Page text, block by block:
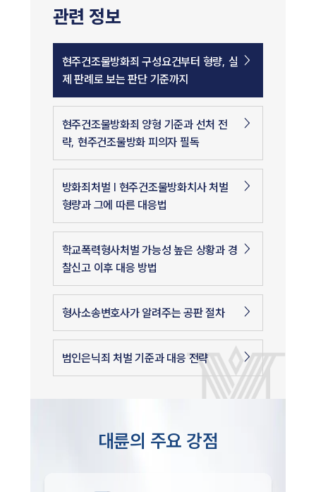
관련 정보
현주건조물방화죄 구성요건부터 형량, 실
제 판례로 보는 판단 기준까지
현주건조물방화죄 양형 기준과 선처 전
략, 현주건조물방화 피의자 필독
방화죄처벌 | 현주건조물방화치사 처벌
형량과 그에 따른 대응법
학교폭력형사처벌 가능성 높은 상황과 경
찰신고 이후 대응 방법
형사소송변호사가 알려주는 공판 절차
범인은닉죄 처벌 기준과 대응 전략
대륜의 주요 강점